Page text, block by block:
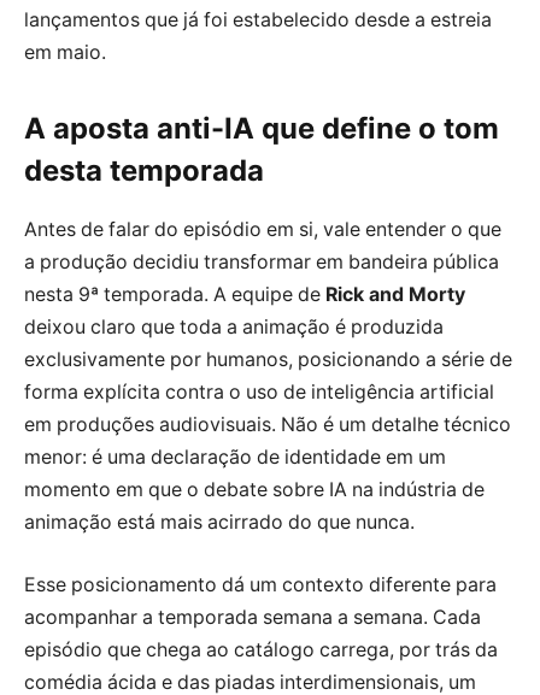
lançamentos que já foi estabelecido desde a estreia
em maio.
A aposta anti-IA que define o tom
desta temporada
Antes de falar do episódio em si, vale entender o que
a produção decidiu transformar em bandeira pública
nesta 9ª temporada. A equipe de Rick and Morty
deixou claro que toda a animação é produzida
exclusivamente por humanos, posicionando a série de
forma explícita contra o uso de inteligência artificial
em produções audiovisuais. Não é um detalhe técnico
menor: é uma declaração de identidade em um
momento em que o debate sobre IA na indústria de
animação está mais acirrado do que nunca.
Esse posicionamento dá um contexto diferente para
acompanhar a temporada semana a semana. Cada
episódio que chega ao catálogo carrega, por trás da
comédia ácida e das piadas interdimensionais, um